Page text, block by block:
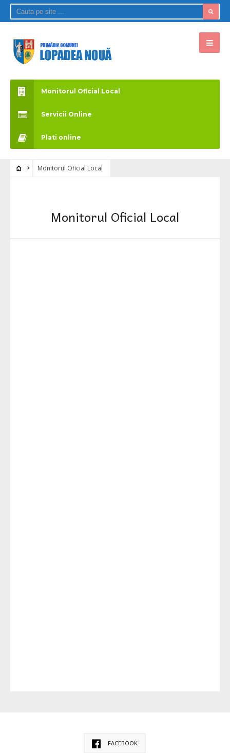
Monitorul Oficial Local
Servicii Online
Plati online
Monitorul Oficial Local
Monitorul Oficial Local
FACEBOOK